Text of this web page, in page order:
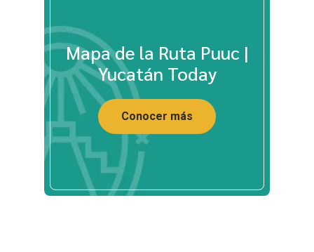
Mapa de la Ruta Puuc |
Yucatán Today
Conocer más